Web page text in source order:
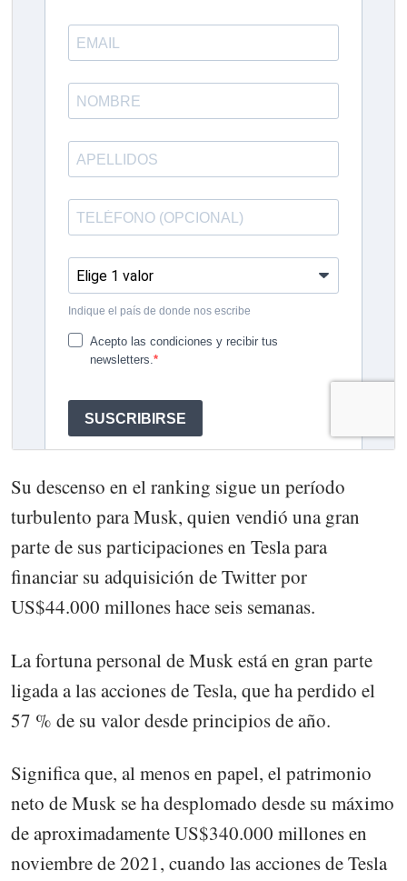
Su descenso en el ranking sigue un período
turbulento para Musk, quien vendió una gran
parte de sus participaciones en Tesla para
financiar su adquisición de Twitter por
US$44.000 millones hace seis semanas.
La fortuna personal de Musk está en gran parte
ligada a las acciones de Tesla, que ha perdido el
57 % de su valor desde principios de año.
Significa que, al menos en papel, el patrimonio
neto de Musk se ha desplomado desde su máximo
de aproximadamente US$340.000 millones en
noviembre de 2021, cuando las acciones de Tesla